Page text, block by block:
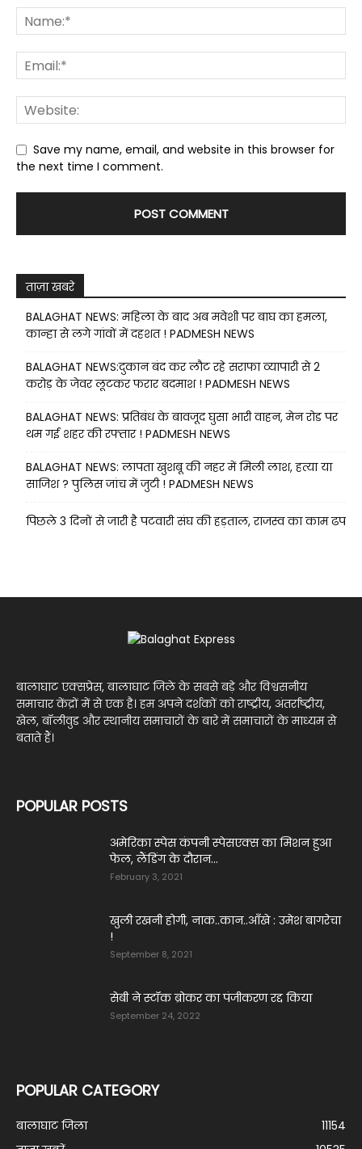
Save my name, email, and website in this browser for
the next time I comment.
ताज़ा खबरे
BALAGHAT NEWS: महिला के बाद अब मवेशी पर बाघ का हमला,
कान्हा से लगे गांवों में दहशत ! PADMESH NEWS
BALAGHAT NEWS:दुकान बंद कर लौट रहे सराफा व्यापारी से 2
करोड़ के जेवर लूटकर फरार बदमाश ! PADMESH NEWS
BALAGHAT NEWS: प्रतिबंध के बावजूद घुसा भारी वाहन, मेन रोड पर
थम गई शहर की रफ्तार ! PADMESH NEWS
BALAGHAT NEWS: लापता खुशबू की नहर में मिली लाश, हत्या या
साजिश ? पुलिस जांच में जुटी ! PADMESH NEWS
पिछले 3 दिनों से जारी है पटवारी संघ की हड़ताल, राजस्व का काम ढप
बालाघाट एक्सप्रेस, बालाघाट जिले के सबसे बड़े और विश्वसनीय
समाचार केंद्रों में से एक है। हम अपने दर्शकों को राष्ट्रीय, अंतर्राष्ट्रीय,
खेल, बॉलीवुड और स्थानीय समाचारों के बारे में समाचारों के माध्यम से
बताते हैं।
POPULAR POSTS
अमेरिका स्पेस कंपनी स्पेसएक्स का मिशन हुआ
फेल, लैंडिंग के दौरान...
February 3, 2021
खुली रखनी होगी, नाक..कान..आँखे : उमेश बागरेचा
!
September 8, 2021
सेबी ने स्टॉक ब्रोकर का पंजीकरण रद्द किया
September 24, 2022
POPULAR CATEGORY
बालाघाट जिला
11154